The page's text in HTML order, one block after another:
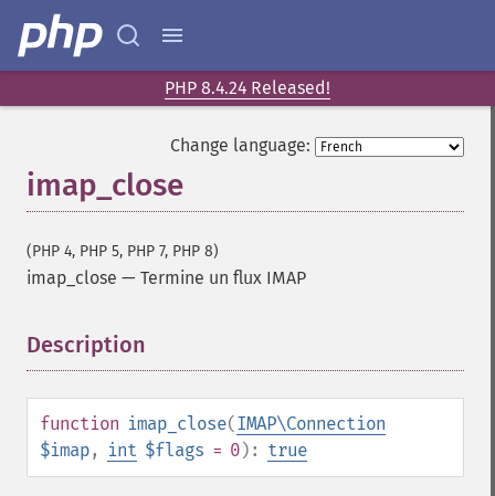
PHP 8.4.24 Released!
Change language:
imap_close
(PHP 4, PHP 5, PHP 7, PHP 8)
imap_close — Termine un flux IMAP
Description
function imap_close(IMAP\Connection
$imap, int $flags = 0): true